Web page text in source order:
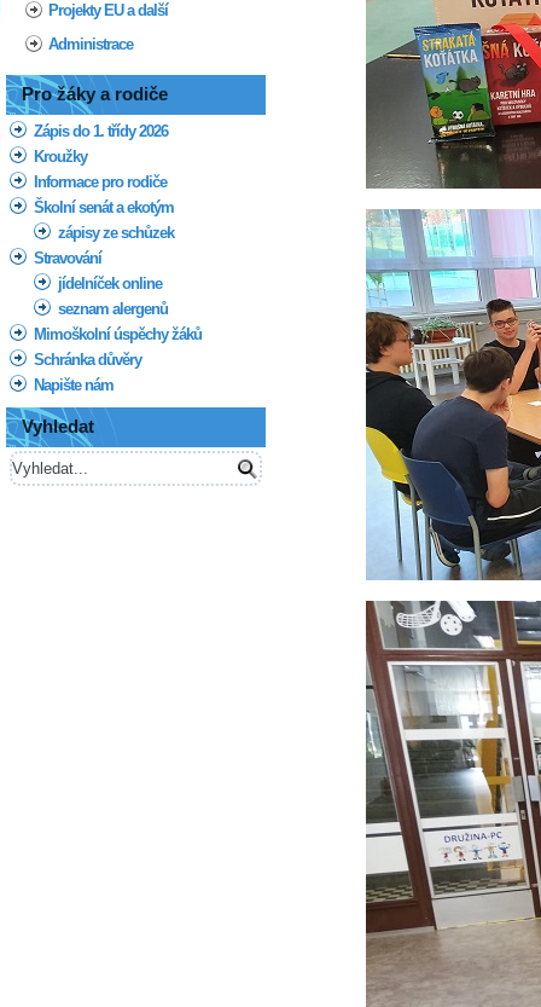
Projekty EU a další
Administrace
Pro žáky a rodiče
Zápis do 1. třídy 2026
Kroužky
Informace pro rodiče
Školní senát a ekotým
zápisy ze schůzek
Stravování
jídelníček online
seznam alergenů
Mimoškolní úspěchy žáků
Schránka důvěry
Napište nám
Vyhledat